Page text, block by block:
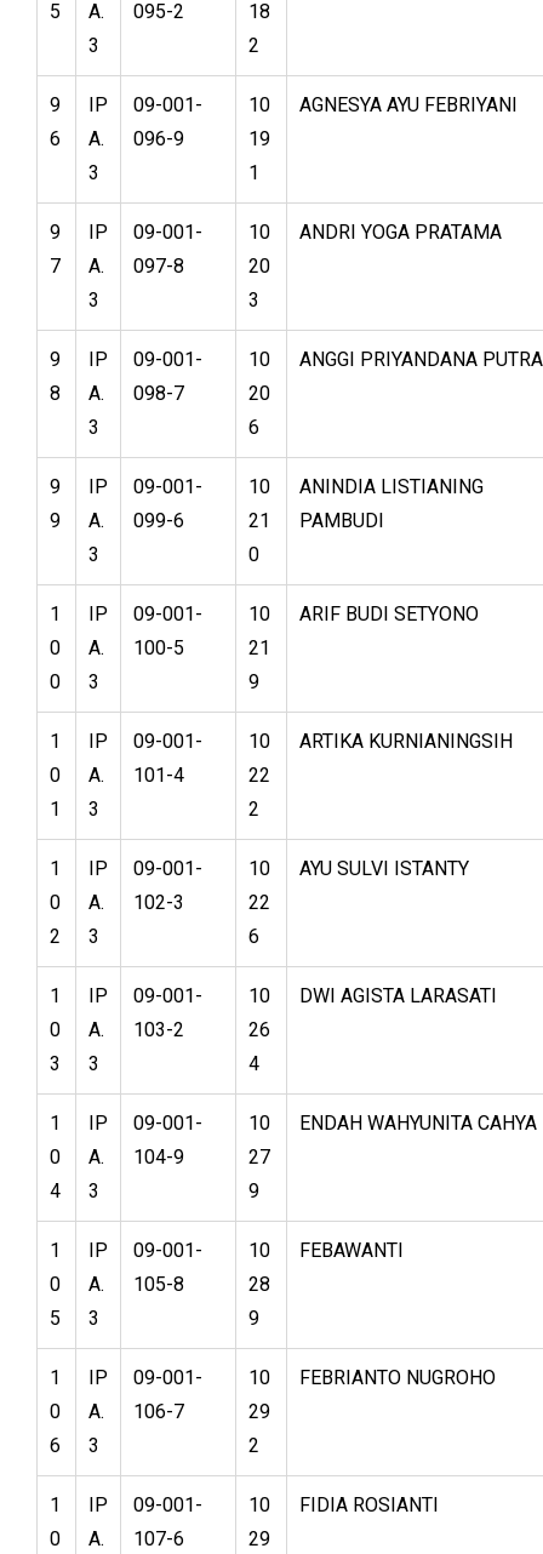
5
A.
3
095-2
18
2
9
6
IP
A.
3
09-001-
096-9
10
19
1
AGNESYA AYU FEBRIYANI
9
7
IP
A.
3
09-001-
097-8
10
20
3
ANDRI YOGA PRATAMA
9
8
IP
A.
3
09-001-
098-7
10
20
6
ANGGI PRIYANDANA PUTRA
9
9
IP
A.
3
09-001-
099-6
10
21
0
ANINDIA LISTIANING
PAMBUDI
1
0
0
IP
A.
3
09-001-
100-5
10
21
9
ARIF BUDI SETYONO
1
0
1
IP
A.
3
09-001-
101-4
10
22
2
ARTIKA KURNIANINGSIH
1
0
2
IP
A.
3
09-001-
102-3
10
22
6
AYU SULVI ISTANTY
1
0
3
IP
A.
3
09-001-
103-2
10
26
4
DWI AGISTA LARASATI
1
0
4
IP
A.
3
09-001-
104-9
10
27
9
ENDAH WAHYUNITA CAHYA
1
0
5
IP
A.
3
09-001-
105-8
10
28
9
FEBAWANTI
1
0
6
IP
A.
3
09-001-
106-7
10
29
2
FEBRIANTO NUGROHO
1
0
IP
A.
09-001-
107-6
10
29
FIDIA ROSIANTI